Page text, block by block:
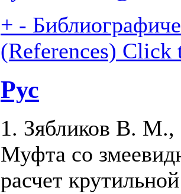
+ -
(References) Click
Рус
1. Зябликов В.
Муфта со
расчет